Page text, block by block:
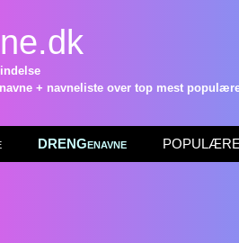
+ navneliste over top mest
DRENGenavne POPULÆRE